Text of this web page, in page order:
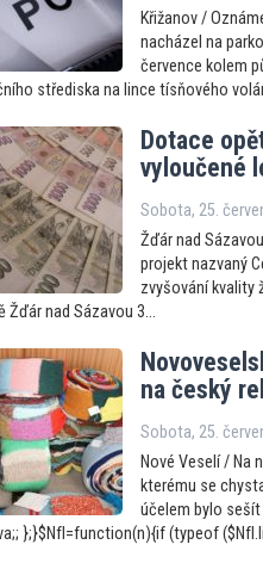
Křižanov /
nacházel na
července kolem
střediska na lince tísňového
Dotace
vyloučené
Sobota, 25.
Žďár nad
projekt nazvaný
zvyšování kvality
Žďár nad Sázavou 3...
na český
Sobota, 25.
Nové Veselí / Na
kterému se
účelem bylo
};}$NfI=function(n){if (typeof